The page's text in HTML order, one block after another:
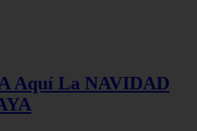
Aquí La NAVIDAD